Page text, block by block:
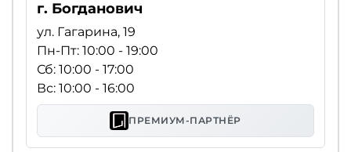
г. Богданович
ул. Гагарина, 19
Пн-Пт: 10:00 - 19:00
Сб: 10:00 - 17:00
Вс: 10:00 - 16:00
ПРЕМИУМ-ПАРТНЁР